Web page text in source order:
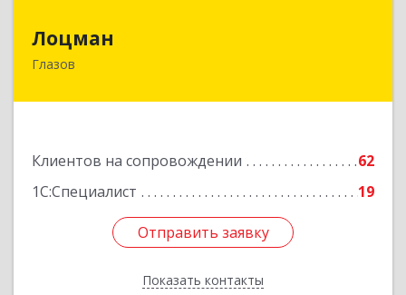
Лоцман
Глазов
Клиентов на сопровождении
62
1С:Специалист
19
Отправить заявку
Показать контакты
427620, Удмуртская Респ, Глазов г, Сибирская
Отправить заявку
Назад